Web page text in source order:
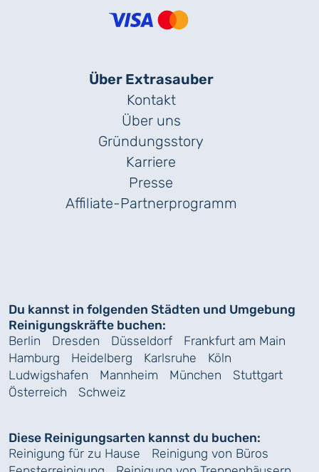
Über Extrasauber
Kontakt
Über uns
Gründungs­story
Karriere
Presse
Affiliate-Partnerprogramm
Du kannst in folgenden Städten und Umgebung
Reinigungskräfte buchen:
Berlin
Dresden Düsseldorf
Frankfurt am Main
Hamburg
Heidelberg Karlsruhe
Köln
Ludwigshafen
Mannheim München
Stuttgart
Österreich
Schweiz
Diese Reinigungsarten kannst du buchen:
Reinigung für zu Hause
Reinigung von Büros